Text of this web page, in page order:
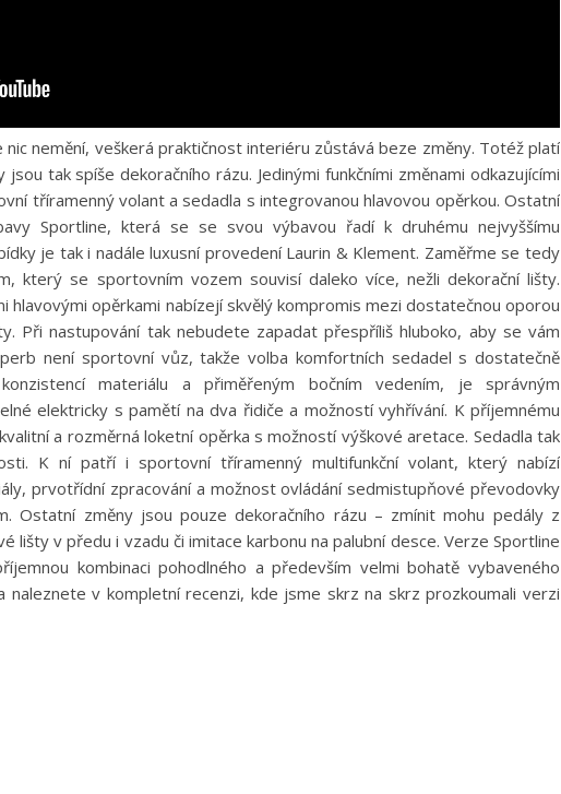
nemění, veškerá praktičnost interiéru zůstává beze změny. Totéž platí
tak spíše dekoračního rázu. Jedinými funkčními změnami odkazujícími
tříramenný volant a sedadla s integrovanou hlavovou opěrkou. Ostatní
Sportline, která se se svou výbavou řadí k druhému nejvyššímu
je tak i nadále luxusní provedení Laurin & Klement. Zaměřme se tedy
který se sportovním vozem souvisí daleko více, nežli dekorační lišty.
hlavovými opěrkami nabízejí skvělý kompromis mezi dostatečnou oporou
Při nastupování tak nebudete zapadat přespříliš hluboko, aby se vám
není sportovní vůz, takže volba komfortních sedadel s dostatečně
materiálu a přiměřeným bočním vedením, je správným
elektricky s pamětí na dva řidiče a možností vyhřívání. K příjemnému
a rozměrná loketní opěrka s možností výškové aretace. Sedadla tak
K ní patří i sportovní tříramenný multifunkční volant, který nabízí
prvotřídní zpracování a možnost ovládání sedmistupňové převodovky
Ostatní změny jsou pouze dekoračního rázu – zmínit mohu pedály z
lišty v předu i vzadu či imitace karbonu na palubní desce. Verze Sportline
kombinaci pohodlného a především velmi bohatě vybaveného
naleznete v kompletní recenzi, kde jsme skrz na skrz prozkoumali verzi